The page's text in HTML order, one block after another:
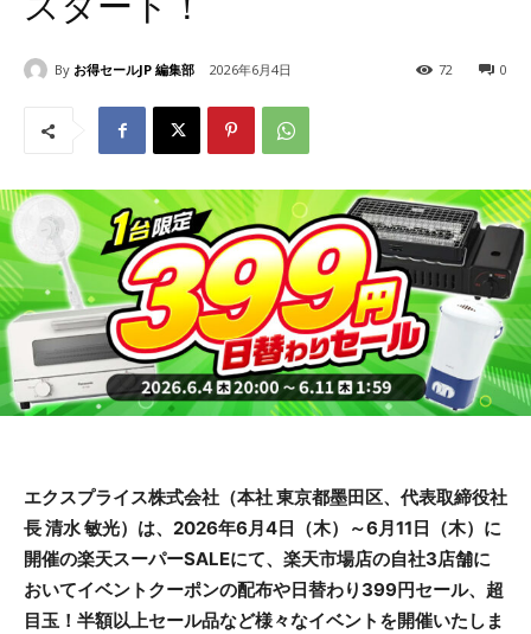
By お得セールJP 編集部 2026年6月4日 0
72
エクスプライス株式会社（本社 東京都墨田区、代表取締役社
長 清水 敏光）は、2026年6月4日（木）～6月11日（木）に
開催の楽天スーパーSALEにて、楽天市場店の自社3店舗に
おいてイベントクーポンの配布や日替わり399円セール、超
目玉！半額以上セール品など様々なイベントを開催いたしま